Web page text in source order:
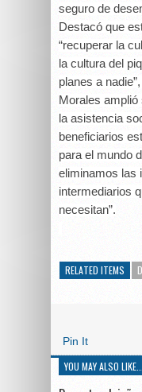
seguro de
Destacó que
“recuperar la
la cultura del
planes a
Morales
la asistencia
beneficiarios
para el mundo
eliminamos las
intermediarios
necesitan”.
RELATED ITEMS
Pin It
YOU MAY ALSO LIKE...